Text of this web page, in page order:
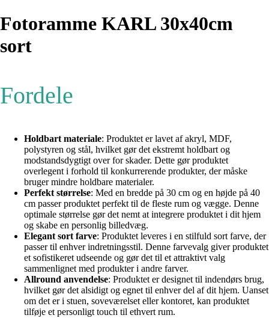
Fotoramme KARL 30x40cm
sort
Fordele
Holdbart materiale: Produktet er lavet af akryl, MDF,
polystyren og stål, hvilket gør det ekstremt holdbart og
modstandsdygtigt over for skader. Dette gør produktet
overlegent i forhold til konkurrerende produkter, der måske
bruger mindre holdbare materialer.
Perfekt størrelse: Med en bredde på 30 cm og en højde på 40
cm passer produktet perfekt til de fleste rum og vægge. Denne
optimale størrelse gør det nemt at integrere produktet i dit hjem
og skabe en personlig billedvæg.
Elegant sort farve: Produktet leveres i en stilfuld sort farve, der
passer til enhver indretningsstil. Denne farvevalg giver produktet
et sofistikeret udseende og gør det til et attraktivt valg
sammenlignet med produkter i andre farver.
Allround anvendelse: Produktet er designet til indendørs brug,
hvilket gør det alsidigt og egnet til enhver del af dit hjem. Uanset
om det er i stuen, soveværelset eller kontoret, kan produktet
tilføje et personligt touch til ethvert rum.